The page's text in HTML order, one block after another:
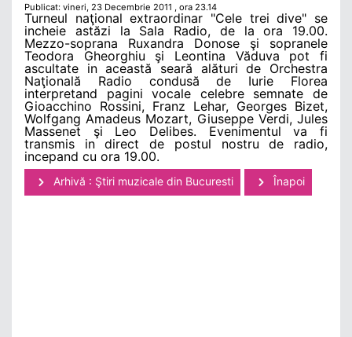
Publicat: vineri, 23 Decembrie 2011 , ora 23.14
Turneul naţional extraordinar "Cele trei dive" se
incheie astăzi la Sala Radio, de la ora 19.00.
Mezzo-soprana Ruxandra Donose şi sopranele
Teodora Gheorghiu şi Leontina Văduva pot fi
ascultate in această seară alături de Orchestra
Naţională Radio condusă de Iurie Florea
interpretand pagini vocale celebre semnate de
Gioacchino Rossini, Franz Lehar, Georges Bizet,
Wolfgang Amadeus Mozart, Giuseppe Verdi, Jules
Massenet şi Leo Delibes. Evenimentul va fi
transmis in direct de postul nostru de radio,
incepand cu ora 19.00.
Arhivă : Ştiri muzicale din Bucuresti Înapoi